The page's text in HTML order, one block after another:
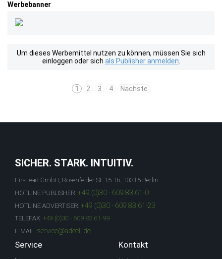
Werbebanner
Um dieses Werbemittel nutzen zu können, müssen Sie sich
einloggen oder sich als Publisher anmelden
1 2 3 4 Nächste
SICHER. STARK. INTUITIV.
Firstlead GmbH, Rosenfelder St. 15-16, 10315 Berlin
HOTLINE PUBLISHER: +49 (0)30 - 609 83 61-0
HOTLINE ADVERTISER: +49 (0)30 - 609 83 61-23
TELEFAX: +49 (0)30 - 609 83 61-99
E-MAIL: service@adcell.de
Service Kontakt